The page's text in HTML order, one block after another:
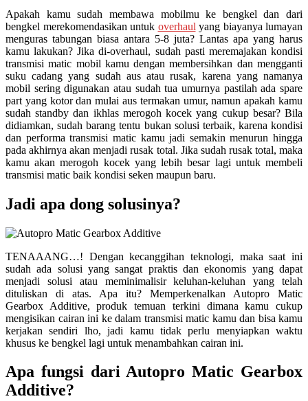
Apakah kamu sudah membawa mobilmu ke bengkel dan dari
bengkel merekomendasikan untuk overhaul yang biayanya lumayan
menguras tabungan biasa antara 5-8 juta? Lantas apa yang harus
kamu lakukan? Jika di-overhaul, sudah pasti meremajakan kondisi
transmisi matic mobil kamu dengan membersihkan dan mengganti
suku cadang yang sudah aus atau rusak, karena yang namanya
mobil sering digunakan atau sudah tua umurnya pastilah ada spare
part yang kotor dan mulai aus termakan umur, namun apakah kamu
sudah standby dan ikhlas merogoh kocek yang cukup besar? Bila
didiamkan, sudah barang tentu bukan solusi terbaik, karena kondisi
dan performa transmisi matic kamu jadi semakin menurun hingga
pada akhirnya akan menjadi rusak total. Jika sudah rusak total, maka
kamu akan merogoh kocek yang lebih besar lagi untuk membeli
transmisi matic baik kondisi seken maupun baru.
Jadi apa dong solusinya?
TENAAANG…! Dengan kecanggihan teknologi, maka saat ini
sudah ada solusi yang sangat praktis dan ekonomis yang dapat
menjadi solusi atau meminimalisir keluhan-keluhan yang telah
dituliskan di atas. Apa itu? Memperkenalkan Autopro Matic
Gearbox Additive, produk temuan terkini dimana kamu cukup
mengisikan cairan ini ke dalam transmisi matic kamu dan bisa kamu
kerjakan sendiri lho, jadi kamu tidak perlu menyiapkan waktu
khusus ke bengkel lagi untuk menambahkan cairan ini.
Apa fungsi dari Autopro Matic Gearbox
Additive?